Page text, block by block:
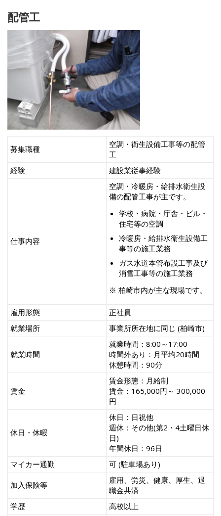
配管工
募集職種
空調・衛生設備工事等の配管
工
経験
建設業従事経験
仕事内容
空調・冷暖房・給排水衛生設
備の配管工事が主です。
学校・病院・庁舎・ビル・
住宅等の空調
冷暖房・給排水衛生設備工
事等の施工業務
ガス水道本管布設工事及び
消雪工事等の施工業務
※ 柏崎市内が主な現場です。
雇用形態
正社員
就業場所
事業所所在地に同じ (柏崎市)
就業時間
就業時間：8:00～17:00
時間外あり：月平均20時間
休憩時間：90分
賃金
賃金形態：月給制
賃金：165,000円～ 300,000
円
休日・休暇
休日：日祝他
週休：その他(第2・4土曜日休
日)
年間休日：96日
マイカー通勤
可 (駐車場あり)
加入保険等
雇用、労災、健康、厚生、退
職金共済
学歴
高校以上